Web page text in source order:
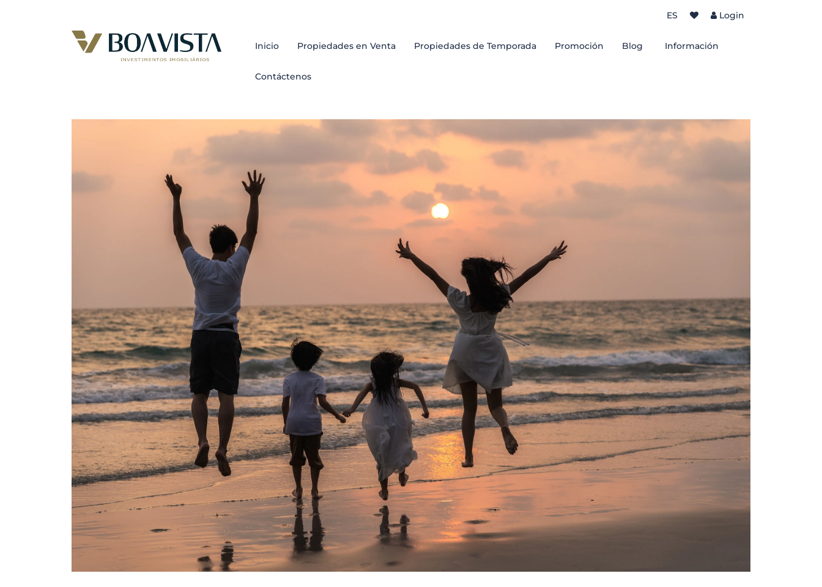
ES Login
Inicio Propiedades en Venta Propiedades de Temporada Promoción Blog
Curiosidades de Bombinhas
Información
Contáctenos